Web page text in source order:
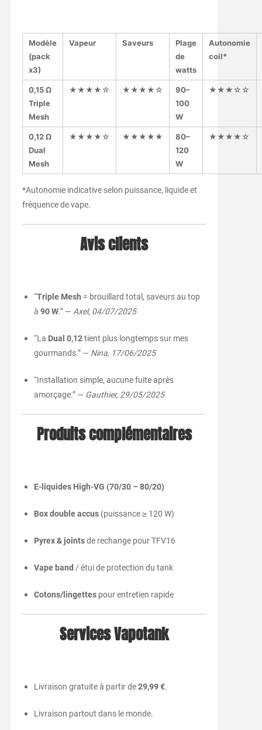
Modèle
(pack
x3)
Vapeur Saveurs
Plage
de
watts
Autonomie
coil*
0,15 Ω
Triple
Mesh
★★★★☆ ★★★★☆
90–
100
W
★★★☆☆
0,12 Ω
Dual
Mesh
★★★★☆ ★★★★★
80–
120
W
★★★★☆
*Autonomie indicative selon puissance, liquide et
fréquence de vape.
Avis clients
“Triple Mesh = brouillard total, saveurs au top
à 90 W.” — Axel, 04/07/2025
“La Dual 0,12tient plus longtemps sur mes
gourmands.” — Nina, 17/06/2025
“Installation simple, aucune fuite après
amorçage.” — Gauthier, 29/05/2025
Produits complémentaires
E-liquides High-VG (70/30 – 80/20)
Box double accus(puissance ≥ 120 W)
Pyrex & jointsde rechange pour TFV16
Vape band / étui de protection du tank
Cotons/lingettespour entretien rapide
Services Vapotank
Livraison gratuite à partir de29,99 €.
Livraison partout dans le monde.